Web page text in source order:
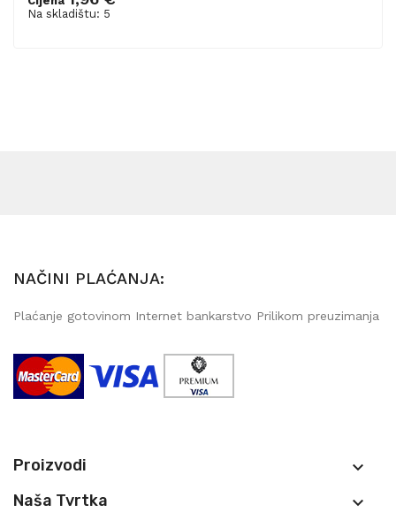
Na skladištu: 5
NAČINI PLAĆANJA:
Plaćanje gotovinom Internet bankarstvo Prilikom preuzimanja
Proizvodi 
Naša Tvrtka 